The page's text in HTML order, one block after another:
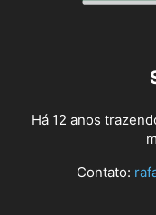
Há 12 anos
Contato: